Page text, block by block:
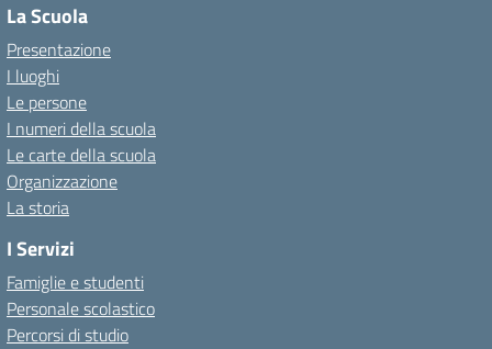
La Scuola
Presentazione
I luoghi
Le persone
I numeri della scuola
Le carte della scuola
Organizzazione
La storia
I Servizi
Famiglie e studenti
Personale scolastico
Percorsi di studio